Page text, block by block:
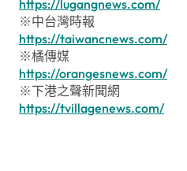
https://lugangnews.com/
※中台灣時報
https://taiwancnews.com/
※橘傳媒
https://orangesnews.com/
※下港之聲新聞網
https://tvillagenews.com/